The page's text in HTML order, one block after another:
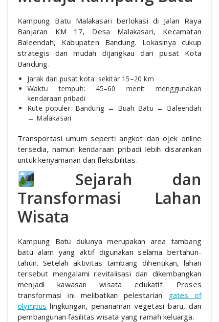
Kampung Batu Malakasari berlokasi di Jalan Raya
Banjaran KM 17, Desa Malakasari, Kecamatan
Baleendah, Kabupaten Bandung. Lokasinya cukup
strategis dan mudah dijangkau dari pusat Kota
Bandung.
Jarak dari pusat kota: sekitar 15–20 km
Waktu tempuh: 45–60 menit menggunakan
kendaraan pribadi
Rute populer: Bandung → Buah Batu → Baleendah
→ Malakasari
Transportasi umum seperti angkot dan ojek online
tersedia, namun kendaraan pribadi lebih disarankan
untuk kenyamanan dan fleksibilitas.
Sejarah dan
Transformasi Lahan
Wisata
Kampung Batu dulunya merupakan area tambang
batu alam yang aktif digunakan selama bertahun-
tahun. Setelah aktivitas tambang dihentikan, lahan
tersebut mengalami revitalisasi dan dikembangkan
menjadi kawasan wisata edukatif. Proses
transformasi ini melibatkan pelestarian gates of
olympus lingkungan, penanaman vegetasi baru, dan
pembangunan fasilitas wisata yang ramah keluarga.